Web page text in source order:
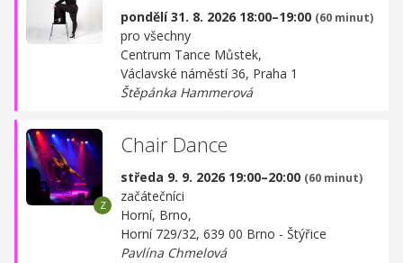
pondělí 31. 8. 2026 18:00–19:00 (60 minut)
pro všechny
Centrum Tance Můstek,
Václavské náměstí 36, Praha 1
Štěpánka Hammerová
Chair Dance
středa 9. 9. 2026 19:00–20:00 (60 minut)
začátečníci
Horní, Brno,
Horní 729/32, 639 00 Brno - Štýřice
Pavlína Chmelová